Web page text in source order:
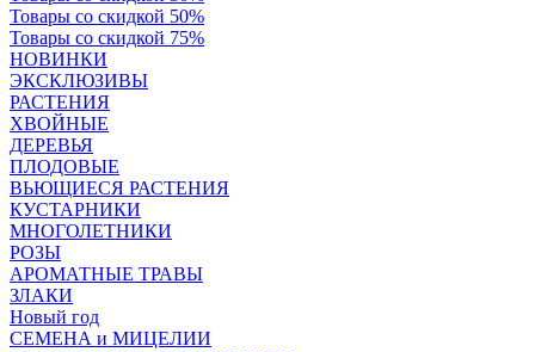
Товары со скидкой 50%
Товары со скидкой 75%
НОВИНКИ
ЭКСКЛЮЗИВЫ
РАСТЕНИЯ
ХВОЙНЫЕ
ДЕРЕВЬЯ
ПЛОДОВЫЕ
ВЬЮЩИЕСЯ РАСТЕНИЯ
КУСТАРНИКИ
МНОГОЛЕТНИКИ
РОЗЫ
АРОМАТНЫЕ ТРАВЫ
ЗЛАКИ
Новый год
СЕМЕНА и МИЦЕЛИИ